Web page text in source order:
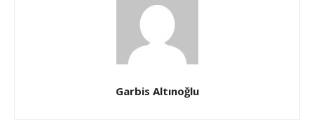
Garbis Altınoğlu